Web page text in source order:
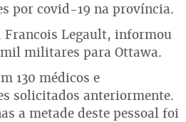
por covid-19 na província.
Francois Legault, informou
militares para Ottawa.
130 médicos e
solicitados anteriormente.
a metade deste pessoal foi